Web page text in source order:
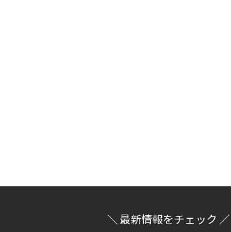
＼ 最新情報をチェック ／